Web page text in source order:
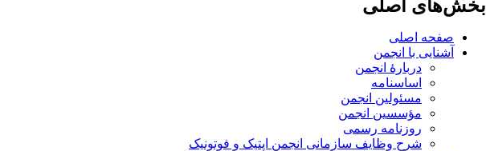
بخش‌های اصلی
صفحه اصلی
آشنایی با انجمن
دربارۀ انجمن
اساسنامه
مسئولین انجمن
مؤسسین انجمن
روزنامه رسمی
شرح وظایف سازمانی انجمن اپتیک و فوتونیک